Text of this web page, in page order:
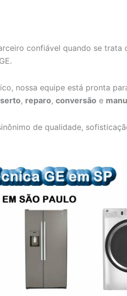
confiável quando se trata
nossa equipe está pronta
, reparo, conversão e
de qualidade,